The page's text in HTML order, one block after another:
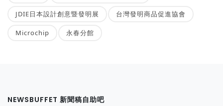
JDIE日本設計創意暨發明展 台灣發明商品促進協會
Microchip 永春分館
NEWSBUFFET 新聞稿自助吧